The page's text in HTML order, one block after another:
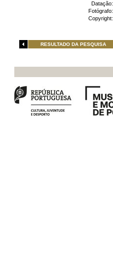
Datação:
Fotógrafo:
Copyright:
RESULTADO DA PESQUISA